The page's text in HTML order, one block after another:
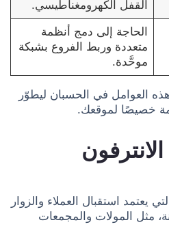
القفل الكهرومغناطيسي.
الحاجة إلى دمج أنظمة
متعددة وربط الفروع بشبكة
موحَّدة.
العوامل في الحسبان ليطوّر
خصيصًا لموقعك.
التي يعتمد استقبال العملاء والزوار
مثل المولات والمجمعات